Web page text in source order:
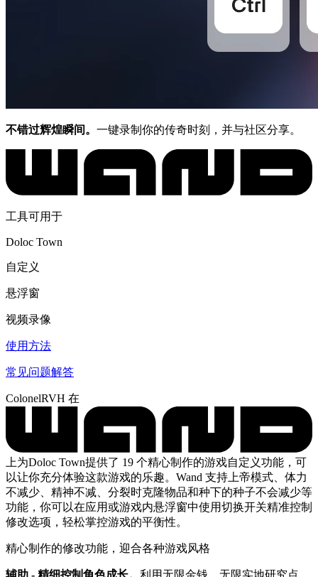
不错过辉煌瞬间。 一键录制你的传奇时刻，并与社区分享。
工具可用于
Doloc Town
自定义
悬浮窗
视频录像
使用方法
常见问题解答
ColonelRVH 在
上为Doloc Town提供了 19 个精心制作的游戏自定义功能，可
以让你充分体验这款游戏的乐趣。Wand 支持上帝模式、体力
不减少、精神不减、分裂时克隆物品和种下的种子不会减少等
功能，你可以在应用或游戏内悬浮窗中使用切换开关精准控制
修改选项，轻松掌控游戏的平衡性。
精心制作的修改功能，迎合各种游戏风格
辅助 - 精细控制角色成长。 利用无限金钱、无限实地研究点、